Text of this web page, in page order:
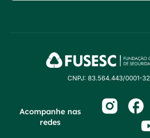
CNPJ: 83.564.443/0001-32
Acompanhe nas
redes